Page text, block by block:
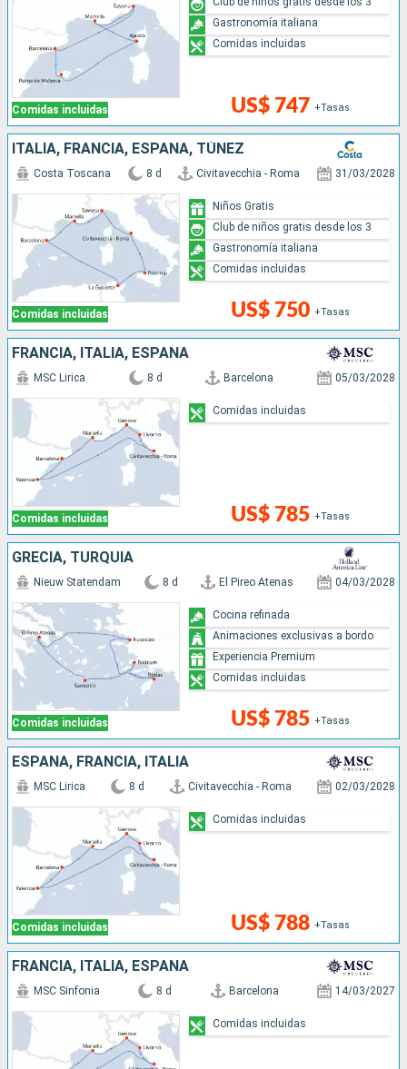
Comidas incluidas US$ 747 +Tasas
Gastronomía italiana
Comidas incluidas
ITALIA, FRANCIA, ESPAÑA, TÚNEZ
Comidas incluidas
Costa Toscana 8 d Civitavecchia - Roma 31/03/2028
US$ 750 +Tasas
Niños Gratis
Club de niños gratis desde los 3
Gastronomía italiana
Comidas incluidas
FRANCIA, ITALIA, ESPAÑA
Comidas incluidas
MSC Lirica 8 d Barcelona 05/03/2028
US$ 785 +Tasas
Comidas incluidas
GRECIA, TURQUÍA
Comidas incluidas
Nieuw Statendam 8 d El Pireo Atenas 04/03/2028
US$ 785 +Tasas
Cocina refinada
Animaciones exclusivas a bordo
Experiencia Premium
Comidas incluidas
ESPAÑA, FRANCIA, ITALIA
Comidas incluidas
MSC Lirica 8 d Civitavecchia - Roma 02/03/2028
US$ 788 +Tasas
Comidas incluidas
FRANCIA, ITALIA, ESPAÑA
MSC Sinfonia 8 d Barcelona 14/03/2027
Comidas incluidas